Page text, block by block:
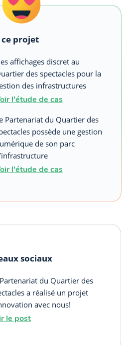
ce projet
affichages discret au
des spectacles pour la
des infrastructures
l'étude de cas
Partenariat du Quartier des
possède une gestion
de son parc
l'étude de cas
sociaux
du Quartier des
a réalisé un projet
avec nous!
le post